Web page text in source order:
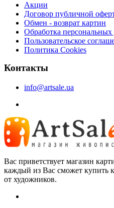
Акции
Договор публичной
Обмен - возврат картин
Обработка
Пользовательское
Политика Cookies
Контакты
info@artsale.ua
Вас приветствует магазин
каждый из Вас сможет купить
от художников.